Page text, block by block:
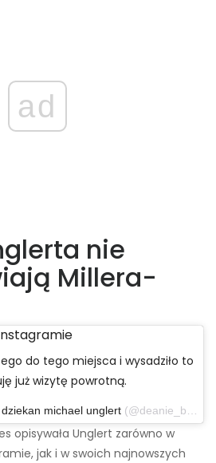
ad
nie
Millera-
do tego miejsca i wysadziło to
już wizytę powrotną.
dziekan michael unglert (@deanie_babies) 16 listopada 2019 o 13:23 czasu PST
opisywała Unglert zarówno w
jak i w swoich najnowszych